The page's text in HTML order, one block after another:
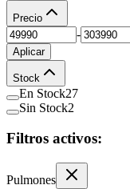
Precio
-
Aplicar
Stock
En Stock27
Sin Stock2
Filtros activos:
Pulmones